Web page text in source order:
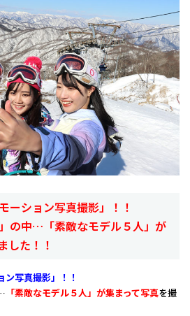
ーション写真撮影」！！
の中…「素敵なモデル５人」が
した！！
ン写真撮影」！！
「素敵なモデル５人」が集まって写真を撮